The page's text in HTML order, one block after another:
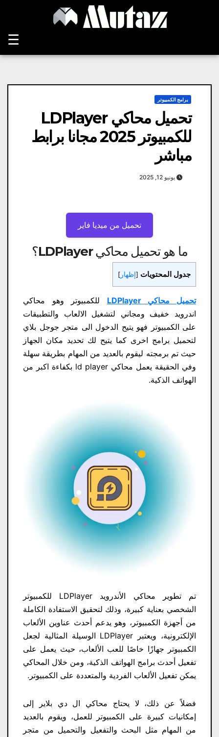
☰
برامج الكمبيوتر
تحميل محاكي LDPlayer
للكمبيوتر 2025 مجانا برابط
مباشر
يونيو 12, 2025
تحميل من ميديا ​​فاير
ما هو تحميل محاكي LDPlayer؟
جدول المحتويات [إظهار ]
تحميل محاكي LDPlayer
للكمبيوتر وهو محاكي
اندرويد خفيف ومجاني لتشغيل الالعاب والتطبيقات
على الكمبيوتر فهو يتيح الدخول الى متجر جوجل بلاي
لتحميل برامج اخرى كما يتيح لك تحديد مكان الجهاز
حيث تم برمجته ليقوم بالعديد من المهام بطريقة سهلة
وفي الحقيقة يعمل محاكي ld player بكفاءة اكبر من
الهواتف الذكية.
تم تطوير محاكي الأندرويد LDPlayer للكمبيوتر
الشخصي بعناية كبيرة، وذلك لتحقيق الاستفادة الكاملة
من أجهزة الكمبيوتر، وهو يدعم أحدث عناوين الألعاب
الإلكترونية، ويعتبر LDPlayer الوسيلة المثالية لجعل
الكمبيوتر جهازًا خاصًا للعب الألعاب، حيث يعمل على
تفعيل أحدث برامج الهواتف الذكية، ومن خلال المحاكي
يمكن تفعيل الألعاب الفردية والمتعددة على الكمبيوتر.
فضلاً عن ذلك، لا يحتاج محاكي ال دي بلاير إلى
إمكانيات كبيرة على الكمبيوتر للعمل، ويقوم بالعديد
من المهام مثل البحث والتفعيل والتحميل من متجر